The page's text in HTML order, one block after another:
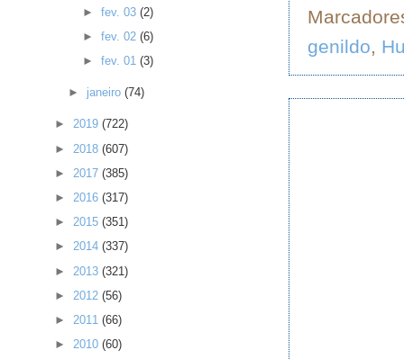
genildo,
► fev. 03 (2)
► fev. 02 (6)
► fev. 01 (3)
► janeiro(74)
► 2019 (722)
► 2018 (607)
► 2017 (385)
► 2016 (317)
► 2015 (351)
► 2014 (337)
► 2013 (321)
► 2012 (56)
► 2011 (66)
► 2010 (60)